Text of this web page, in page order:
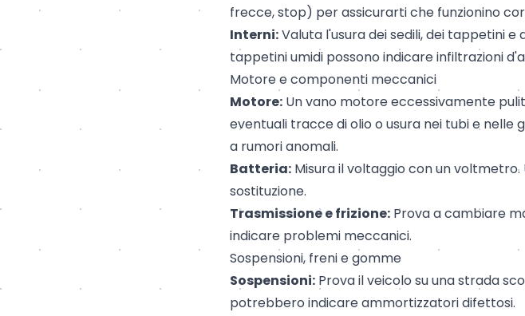
frecce, stop) per assicurarti che funzionino
Interni:Valuta l'usura dei sedili, dei tappetini
tappetini umidi possono indicare infiltrazioni
Motore e componenti meccanici
Motore: Un vano motore eccessivamente
eventuali tracce di olio o usura nei tubi e nelle
a rumori anomali.
Batteria: Misura il voltaggio con un
sostituzione.
Trasmissione e frizione: Prova a cambiare
indicare problemi meccanici.
Sospensioni, freni e gomme
Sospensioni: Prova il veicolo su una strada
potrebbero indicare ammortizzatori difettosi.